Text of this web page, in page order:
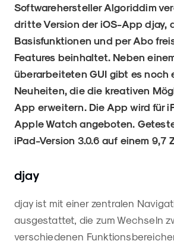
Softwarehersteller Algoriddim
dritte Version der iOS-App djay,
Basisfunktionen und per Abo
Features beinhaltet. Neben
überarbeiteten GUI gibt es noch
Neuheiten, die die kreativen
App erweitern. Die App wird für
Apple Watch angeboten.
iPad-Version 3.0.6 auf einem 9,7
djay
djay ist mit einer zentralen
ausgestattet, die zum Wechseln
verschiedenen